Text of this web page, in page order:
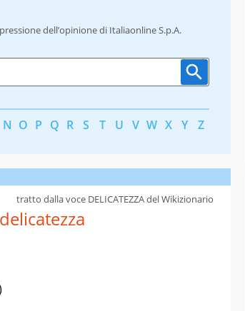
dell’opinione di Italiaonline S.p.A.
N O P Q R S T U V W X Y Z
delicatezza
tratto dalla voce DELICATEZZA del Wikizionario